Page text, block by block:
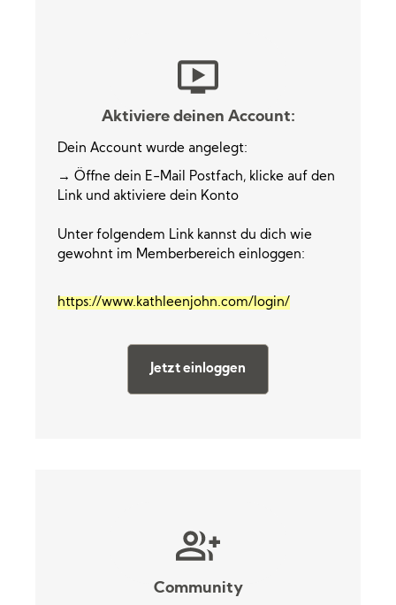
Aktiviere deinen Account:
Dein Account wurde angelegt:
→ Öffne dein E-Mail Postfach, klicke auf den
Link und aktiviere dein Konto
Unter folgendem Link kannst du dich wie
gewohnt im Memberbereich einloggen:
https://www.kathleenjohn.com/login/
Jetzt einloggen
Community